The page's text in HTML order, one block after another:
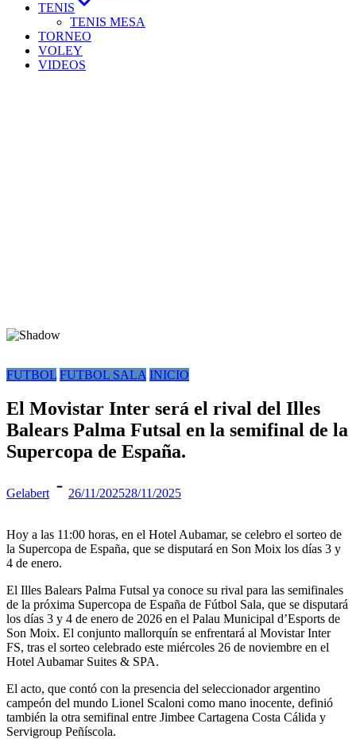
TENIS
TENIS MESA
TORNEO
VOLEY
VIDEOS
FUTBOL FUTBOL SALA INICIO
El Movistar Inter será el rival del Illes
Balears Palma Futsal en la semifinal de la
Supercopa de España.
Gelabert 26/11/202528/11/2025
Hoy a las 11:00 horas, en el Hotel Aubamar, se celebro el sorteo de
la Supercopa de España, que se disputará en Son Moix los días 3 y
4 de enero.
El Illes Balears Palma Futsal ya conoce su rival para las semifinales
de la próxima Supercopa de España de Fútbol Sala, que se disputará
los días 3 y 4 de enero de 2026 en el Palau Municipal d’Esports de
Son Moix. El conjunto mallorquín se enfrentará al Movistar Inter
FS, tras el sorteo celebrado este miércoles 26 de noviembre en el
Hotel Aubamar Suites & SPA.
El acto, que contó con la presencia del seleccionador argentino
campeón del mundo Lionel Scaloni como mano inocente, definió
también la otra semifinal entre Jimbee Cartagena Costa Cálida y
Servigroup Peñíscola.